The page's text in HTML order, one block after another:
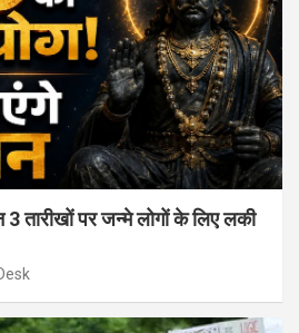
तारीखों पर जन्मे लोगों के लिए लकी